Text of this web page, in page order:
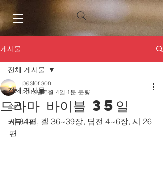
게시물
전체 게시물
소개
커뮤니티
전체 게시물
드라마 바이블 35일
pastor son
2019년 6월 4일 1분 분량
시 84편, 겔 36~39장, 딤전 4~6장, 시 26
편